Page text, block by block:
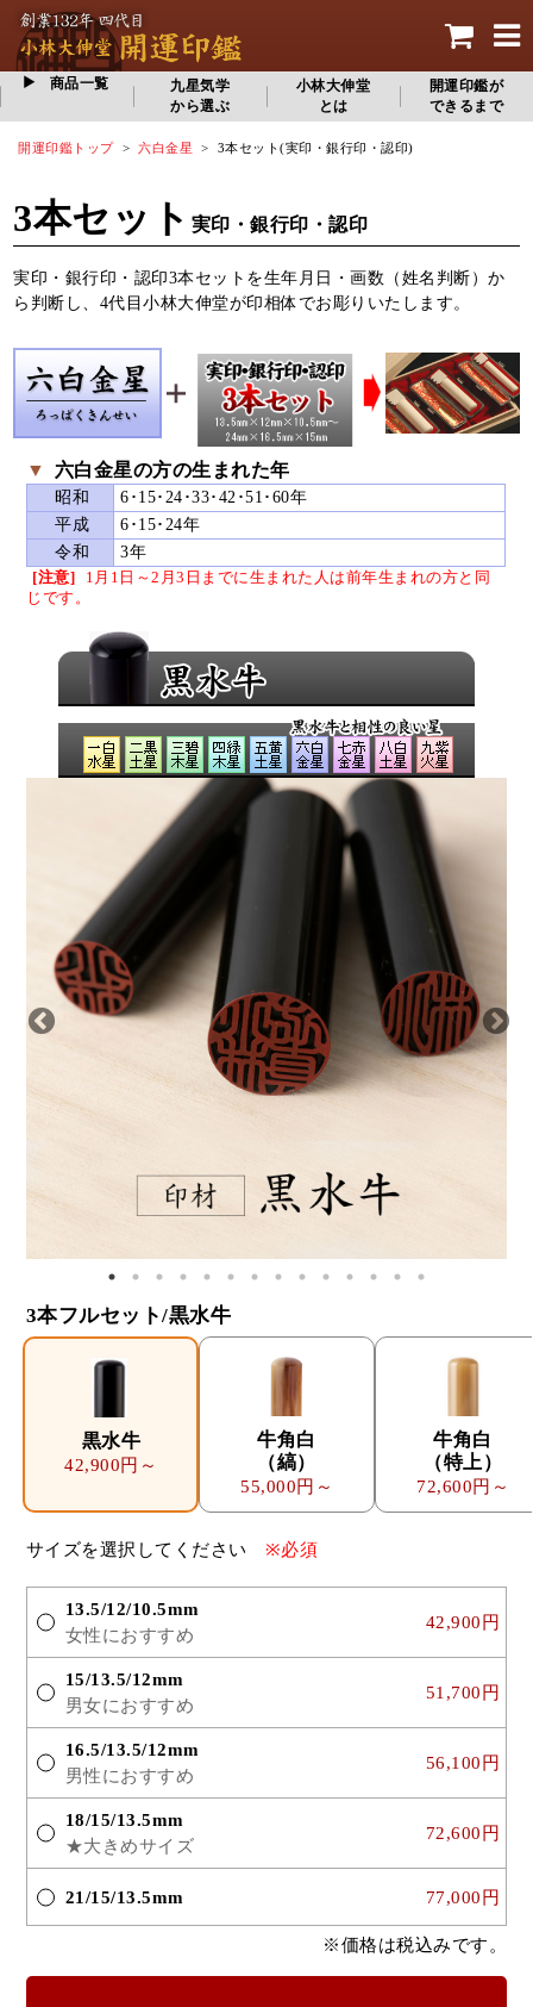
商品一覧
九星気学
から選ぶ
小林大伸堂
とは
開運印鑑が
できるまで
開運印鑑トップ> 六白金星 > 3本セット(実印・銀行印・認印)
3本セット 実印・銀行印・認印
実印・銀行印・認印3本セットを生年月日・画数（姓名判断）か
ら判断し、4代目小林大伸堂が印相体でお彫りいたします。
▼ 六白金星の方の生まれた年
昭和
6･15･24･33･42･51･60年
平成
6･15･24年
令和
3年
[注意]
1月1日～2月3日までに生まれた人は前年生まれの方と同
じです。
3本フルセット/黒水牛
黒水牛
42,900円～
牛角白
（縞）
55,000円～
牛角白
（特上）
72,600円～
サイズを選択してください ※必須
13.5/12/10.5mm
女性におすすめ
42,900円
15/13.5/12mm
男女におすすめ
51,700円
16.5/13.5/12mm
男性におすすめ
56,100円
18/15/13.5mm
★大きめサイズ
72,600円
21/15/13.5mm 77,000円
※価格は税込みです。